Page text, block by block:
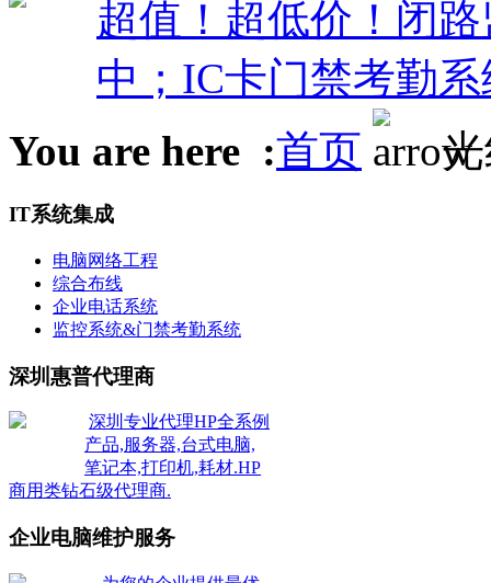
超值！超低价！闭
中；IC卡门禁考勤
You are here :首页 光
IT系统集成
电脑网络工程
综合布线
企业电话系统
监控系统&门禁考勤系统
深圳惠普代理商
深圳专业代理HP全系例
产品,服务器,台式电脑,
笔记本,打印机,耗材.HP
商用类钻石级代理商.
企业电脑维护服务